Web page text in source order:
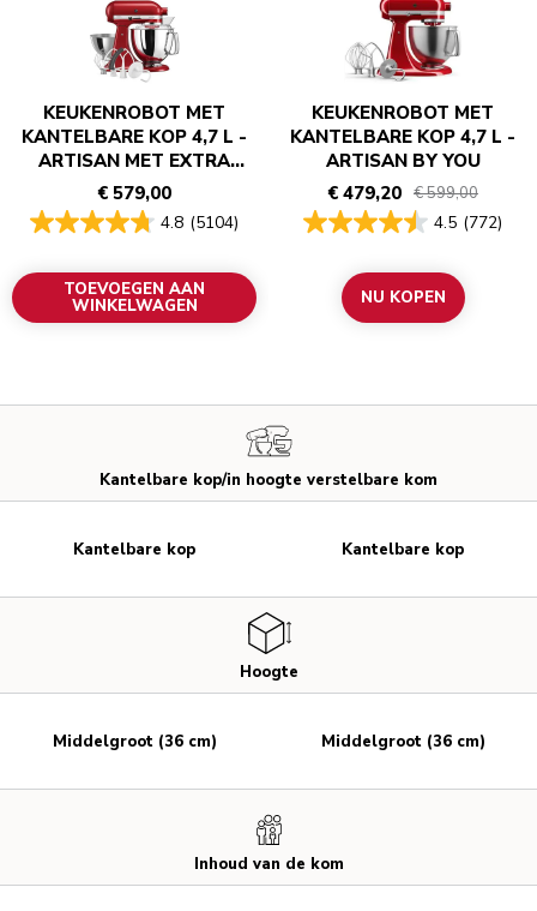
KEUKENROBOT MET
KANTELBARE KOP 4,7 L -
ARTISAN MET EXTRA
ACCESSOIRES
€ 579,00
4.8 (5104)
TOEVOEGEN AAN
WINKELWAGEN
KEUKENROBOT MET
KANTELBARE KOP 4,7 L -
ARTISAN BY YOU
€ 479,20 € 599,00
4.5 (772)
NU KOPEN
Kantelbare kop/in hoogte verstelbare kom
Hoogte
Inhoud van de kom
Kantelbare kop
Middelgroot (36 cm)
Kantelbare kop
Middelgroot (36 cm)